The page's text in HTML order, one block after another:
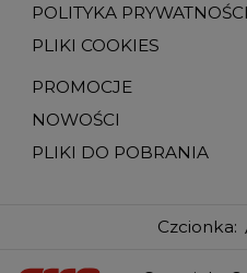
POLITYKA PRYWATNOŚCI
PLIKI COOKIES
PROMOCJE
NOWOŚCI
PLIKI DO POBRANIA
Czcionka: